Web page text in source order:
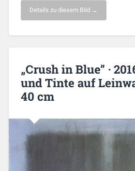
Details zu diesem Bild →
„Crush in Blue” ·
und Tinte auf
40 cm